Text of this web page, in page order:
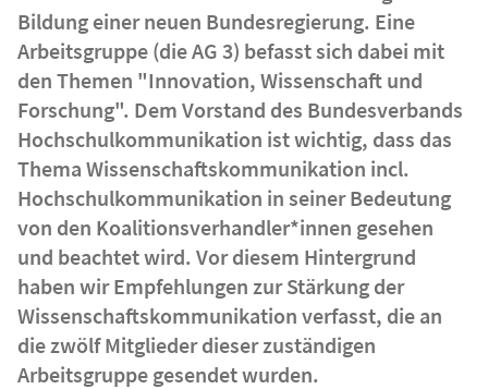
Bildung einer neuen Bundesregierung. Eine
Arbeitsgruppe (die AG 3) befasst sich dabei mit
den Themen "Innovation, Wissenschaft und
Forschung". Dem Vorstand des Bundesverbands
Hochschulkommunikation ist wichtig, dass das
Thema Wissenschaftskommunikation incl.
Hochschulkommunikation in seiner Bedeutung
von den Koalitionsverhandler*innen gesehen
und beachtet wird. Vor diesem Hintergrund
haben wir Empfehlungen zur Stärkung der
Wissenschaftskommunikation verfasst, die an
die zwölf Mitglieder dieser zuständigen
Arbeitsgruppe gesendet wurden.